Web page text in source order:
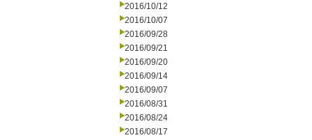
2016/10/12
2016/10/07
2016/09/28
2016/09/21
2016/09/20
2016/09/14
2016/09/07
2016/08/31
2016/08/24
2016/08/17